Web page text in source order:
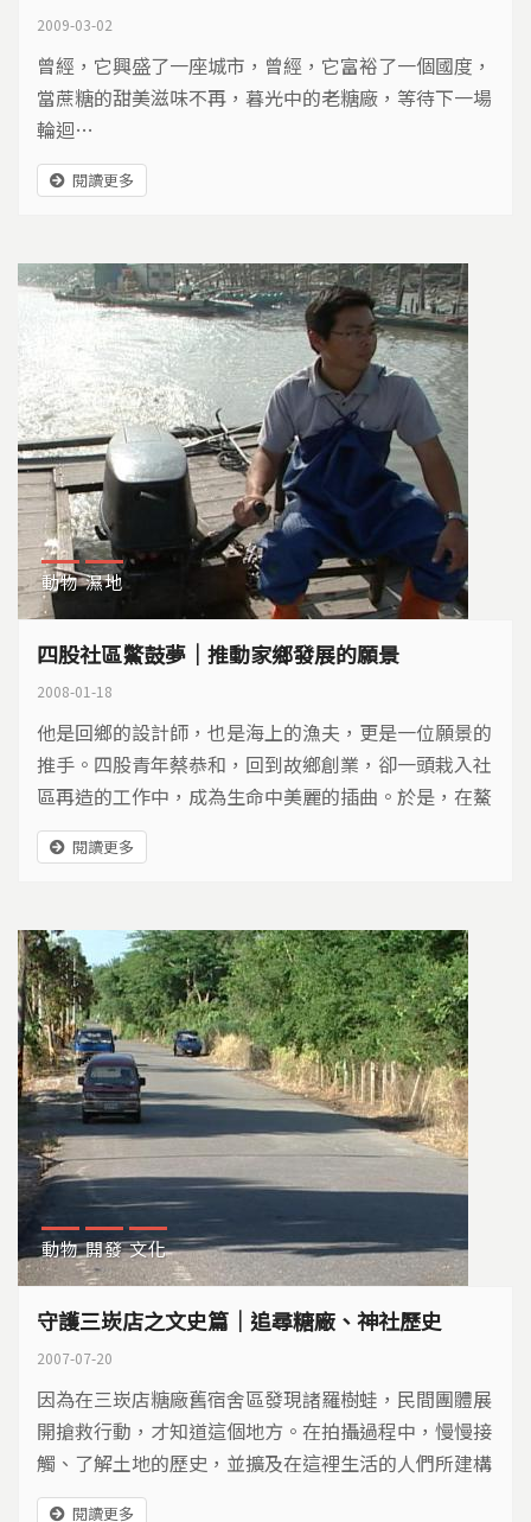
2009-03-02
曾經，它興盛了一座城市，曾經，它富裕了一個國度，
當蔗糖的甜美滋味不再，暮光中的老糖廠，等待下一場
輪迴…
閱讀更多
動物 濕地
四股社區鱉鼓夢｜推動家鄉發展的願景
2008-01-18
他是回鄉的設計師，也是海上的漁夫，更是一位願景的
推手。四股青年蔡恭和，回到故鄉創業，卻一頭栽入社
區再造的工作中，成為生命中美麗的插曲。於是，在鰲
鼓濕地旁的小小村落裡，一個關於濕地上的桃源夢，開
始起飛。
閱讀更多
動物 開發 文化
守護三崁店之文史篇｜追尋糖廠、神社歷史
2007-07-20
因為在三崁店糖廠舊宿舍區發現諸羅樹蛙，民間團體展
開搶救行動，才知道這個地方。在拍攝過程中，慢慢接
觸、了解土地的歷史，並擴及在這裡生活的人們所建構
的地景與文化。由於諸羅樹蛙事件發展快速，拍攝擴及
閱讀更多